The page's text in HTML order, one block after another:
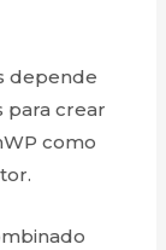
depende
para crear
como